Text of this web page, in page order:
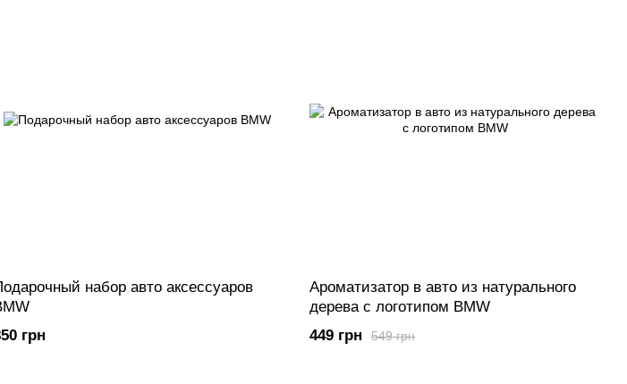
набор авто аксессуаров
грн
Ароматизатор в авто из натурального
дерева с логотипом BMW
549 грн
449 грн